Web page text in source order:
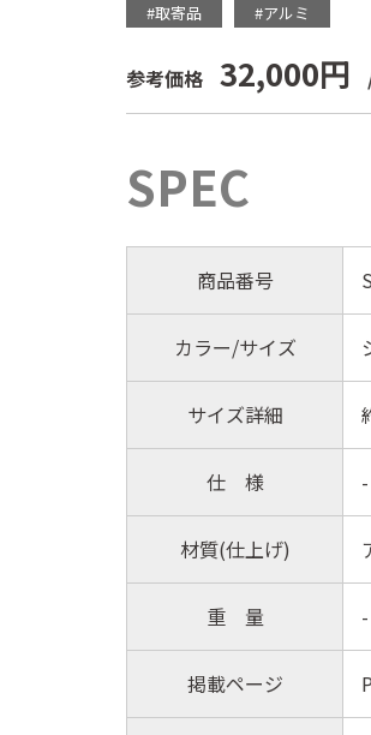
#取寄品 #アルミ
参考価格 32,000円
SPEC
商品番号
カラー/サイズ
サイズ詳細
仕 様 -
材質(仕上げ)
重 量 -
掲載ページ